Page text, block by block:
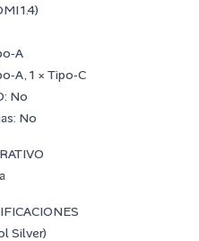
1.4)
1 × Tipo‑C
No
No
Silver)